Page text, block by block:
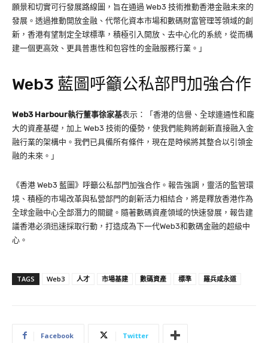
願景和切實可行發展路線圖，旨在通過 Web3 技術推動香港金融未來的
發展。透過推動開放金融、代幣化資本市場和數碼財富管理等領域的創
新，香港有望制定全球標準，積極引入開放、去中心化的系統，從而構
建一個更高效、更具普惠性和包容性的金融服務行業。」
Web3 藍圖呼籲公私部門加強合作
Web3 Harbour執行董事徐家基表示：「香港的信譽、全球連通性和龐
大的資產基礎，加上 Web3 技術的優勢，使我們能夠將創新直接融入金
融行業的架構中。我們已具備所有條件，現在是時候將其整合以引領金
融的未來。」
《香港 Web3 藍圖》呼籲公私部門加強合作。報告強調，靈活的監管環
境、積極的市場改革與私營部門的創新活力相結合，將是釋放香港作為
全球金融中心全部潛力的關鍵。隨著數碼資產領域的快速發展，報告建
議香港必須迅速採取行動，打造成為下一代Web3和數碼金融的超級中
心。
TAGS Web3 人才 市場基建 數碼資產 標準 羅兵咸永道
Facebook Twitter